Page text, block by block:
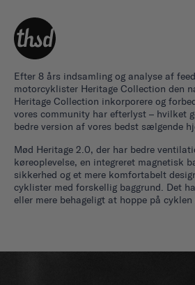
Efter 8 års indsamling og analyse af
motorcyklister Heritage Collection den
Heritage Collection inkorporere og
vores community har efterlyst – hvilket
bedre version af vores bedst sælgende
Mød Heritage 2.0, der har bedre
køreoplevelse, en integreret magnetisk
sikkerhed og et mere komfortabelt
cyklister med forskellig baggrund. Det
eller mere behageligt at hoppe på